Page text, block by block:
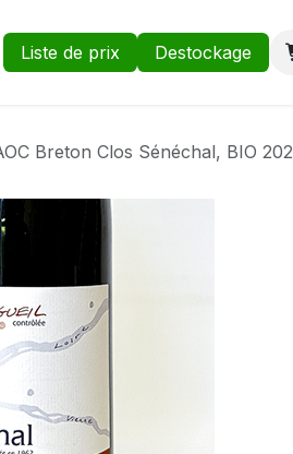
Liste de prix Destockage
Breton Clos Sénéchal, BIO